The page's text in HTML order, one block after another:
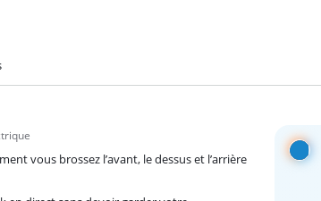
vous brossez l’avant, le dessus et l’arrière